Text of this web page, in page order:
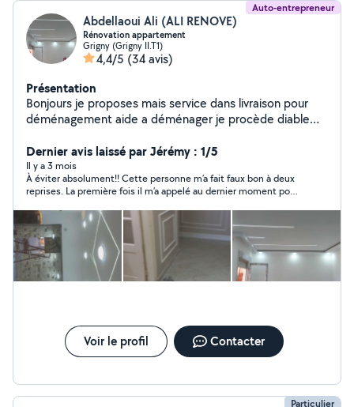
Auto-entrepreneur
Abdellaoui Ali (ALI RENOVE)
Rénovation appartement
Grigny (Grigny II.T1)
4,4/5 (34 avis)
Présentation
Bonjours je proposes mais service dans livraison pour
déménagement aide a déménager je procède diable
escalier peut aussi aider démonter meuble remonter
compétences dans les travaux rénovation enduit
peinture réparation ext enlèvement grava je suis sérieux
dans mon travaille et ponctuel je reste a votre
disposition a tout moment 24/24
Dernier avis laissé par Jérémy : 1/5
Il y a 3 mois
À éviter absolument!! Cette personne m’a fait faux bon à deux
reprises. La première fois il m’a appelé au dernier moment pour
fois, une heure avant le rdv je l’ai appelé plusieurs fois sans
réponse, je lui ai aussi laissé un message qu’il a lu et laissé sans
réponse.
Voir le profil Contacter
Particulier